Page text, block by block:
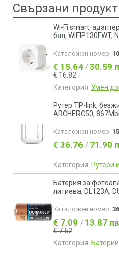
Свързани
Wi-Fi smart,
бял, WIFIP130FWT,
Каталожен номер:
€ 15.64 / 30.59
€ 16.82
Категория: Умен
Рутер TP-link,
ARCHERC50,
Каталожен номер:
€ 36.76 / 71.90
Категория: Рутери
Батерия за
литиева, DL123A,
Каталожен номер:
€ 7.09 / 13.87 лв
€ 7.62
Категория: